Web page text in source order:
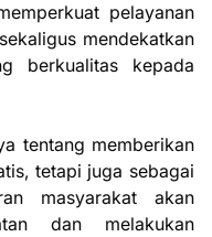
pelayanan
mendekatkan
berkualitas kepada
tentang memberikan
tetapi juga sebagai
masyarakat akan
dan melakukan